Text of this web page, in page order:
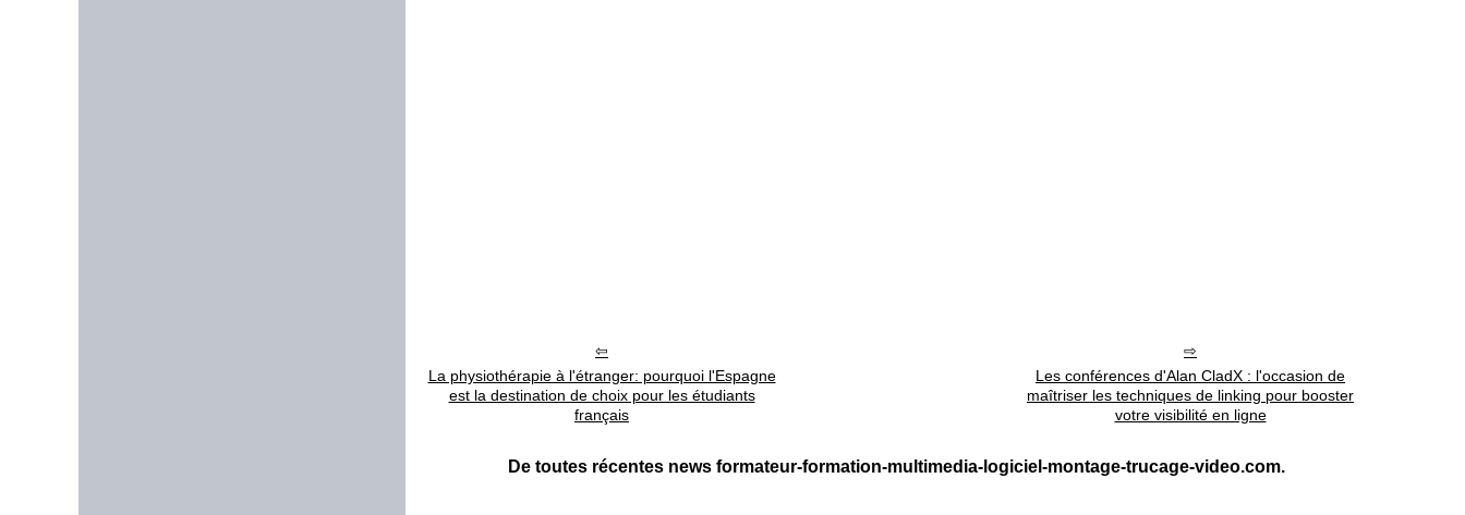
La physiothérapie à l'étranger: pourquoi l'Espagne
est la destination de choix pour les étudiants
français
Les conférences d'Alan CladX : l'occasion de
maîtriser les techniques de linking pour booster
votre visibilité en ligne
De toutes récentes news formateur-formation-multimedia-logiciel-montage-trucage-video.com.